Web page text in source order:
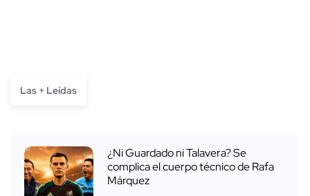
Las + Leídas
¿Ni Guardado ni Talavera? Se
complica el cuerpo técnico de Rafa
Márquez